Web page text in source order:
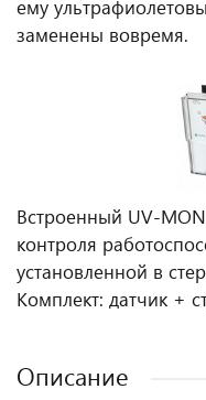
ему
заменены вовремя.
Встроенный UV-
контроля
установленной в
Комплект: датчик +
Описание